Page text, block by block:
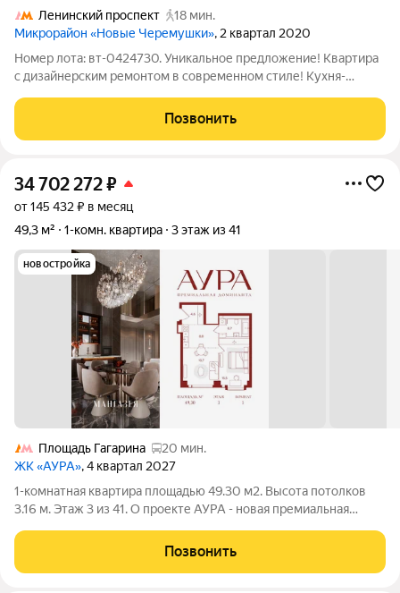
Ленинский проспект
18 мин.
Микрорайон «Новые Черемушки», 2 квартал 2020
Номер лота: вт-0424730. Уникальное предложение! Квартира
с дизайнерским ремонтом в современном стиле! Кухня-
изолированные мастер спальни (в каждой спальне своя
оборудованная гардеробная), два санузла
Позвонить
34 702 272₽
от 145 432 ₽ в месяц
49,3 м²
1-комн. квартира 3 этаж из 41
новостройка
Площадь Гагарина
20 мин.
ЖК «АУРА», 4 квартал 2027
1-комнатная квартира площадью 49.30 м2. Высота потолков
3.16 м. Этаж 3 из 41. О проекте АУРА - новая премиальная
состоит из 42-этажной Бронзовой башни и 41-этажной
Серебряной. Рядом расположены
Позвонить